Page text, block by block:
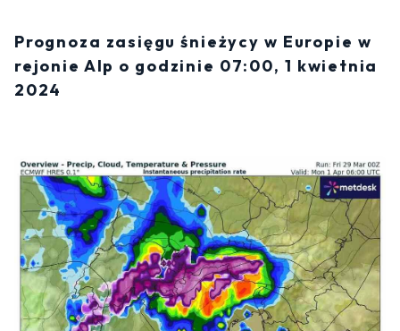
Prognoza zasięgu śnieżycy w Europie w
rejonie Alp o godzinie 07:00, 1 kwietnia
2024